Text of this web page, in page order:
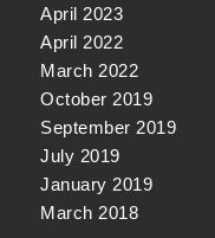
April 2023
April 2022
March 2022
October 2019
September 2019
July 2019
January 2019
March 2018